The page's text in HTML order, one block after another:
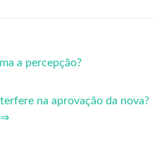
a percepção?
na aprovação da nova?
⇒